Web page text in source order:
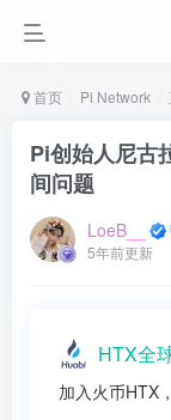
首页 Pi Network
Pi创始人尼古
间问题
LoeB__
5年前更新
HTX全
加入火币HTX